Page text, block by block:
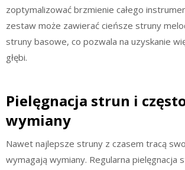
zoptymalizować brzmienie całego
zestaw może zawierać cieńsze struny
struny basowe, co pozwala na uzyskanie
głębi.
Pielęgnacja strun i
wymiany
Nawet najlepsze struny z czasem tracą
wymagają wymiany. Regularna pielęgnacja